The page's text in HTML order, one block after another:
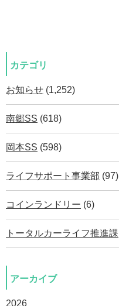
カテゴリ
お知らせ (1,252)
南郷SS (618)
岡本SS (598)
ライフサポート事業部 (97)
コインランドリー (6)
トータルカーライフ推進課
アーカイブ
2026